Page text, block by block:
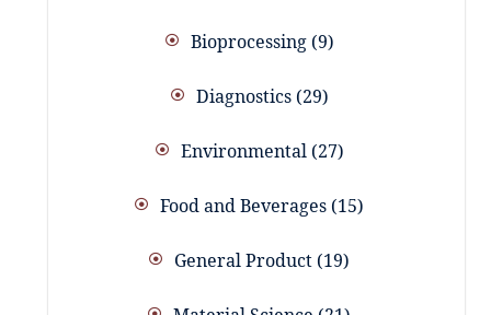
Bioprocessing 9
Diagnostics 29
Environmental 27
Food and Beverages 15
General Product 19